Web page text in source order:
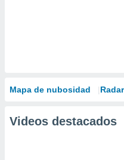
Mapa de nubosidad
Videos destacados